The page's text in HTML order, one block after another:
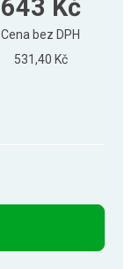
643 Kč
Cena bez DPH
531,40 Kč